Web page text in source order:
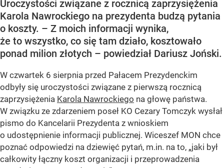
Uroczystości związane z rocznicą zaprzysiężenia
Karola Nawrockiego na prezydenta budzą pytania
o koszty. – Z moich informacji wynika,
że to wszystko, co się tam działo, kosztowało
ponad milion złotych – powiedział Dariusz Joński.
W czwartek 6 sierpnia przed Pałacem Prezydenckim
odbyły się uroczystości związane z pierwszą rocznicą
zaprzysiężenia Karola Nawrockiego na głowę państwa.
W związku ze zdarzeniem poseł KO Cezary Tomczyk wysłał
pismo do Kancelarii Prezydenta z wnioskiem
o udostępnienie informacji publicznej. Wiceszef MON chce
poznać odpowiedzi na dziewięć pytań, m.in. na to, „jaki był
całkowity łączny koszt organizacji i przeprowadzenia